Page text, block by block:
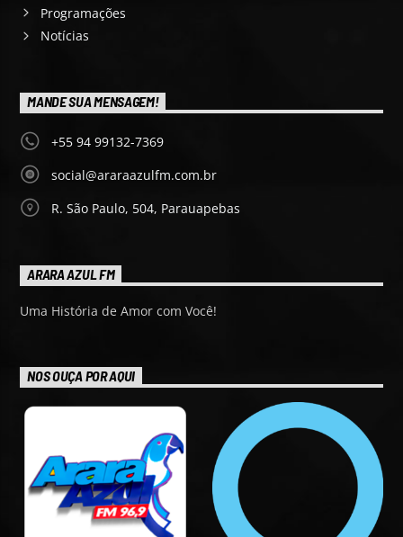
Programações
Notícias
MANDE SUA MENSAGEM!
+55 94 99132-7369
social@araraazulfm.com.br
R. São Paulo, 504, Parauapebas
ARARA AZUL FM
Uma História de Amor com Você!
NOS OUÇA POR AQUI